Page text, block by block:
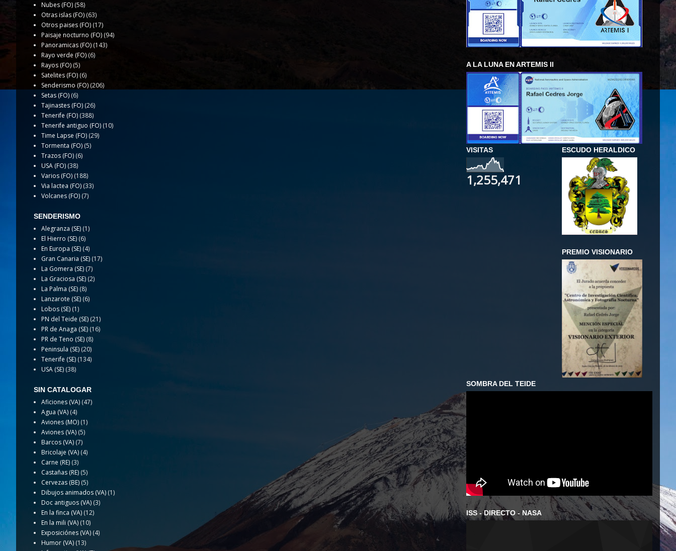
Nubes (FO) (58)
Otras islas (FO) (63)
Otros paises (FO) (17)
Paisaje nocturno (FO) (94)
Panoramicas (FO) (143)
Rayo verde (FO) (6)
Rayos (FO) (5)
Satelites (FO) (6)
Senderismo (FO) (206)
Setas (FO) (6)
Tajinastes (FO) (26)
Tenerife (FO) (388)
Tenerife antiguo (FO) (10)
Time Lapse (FO) (29)
Tormenta (FO) (5)
Trazos (FO) (6)
USA (FO) (38)
Varios (FO) (188)
Via lactea (FO) (33)
Volcanes (FO) (7)
SENDERISMO
Alegranza (SE) (1)
El Hierro (SE) (6)
En Europa (SE) (4)
Gran Canaria (SE) (17)
La Gomera (SE) (7)
La Graciosa (SE) (2)
La Palma (SE) (8)
Lanzarote (SE) (6)
Lobos (SE) (1)
PN del Teide (SE) (21)
PR de Anaga (SE) (16)
PR de Teno (SE) (8)
Peninsula (SE) (20)
Tenerife (SE) (134)
USA (SE) (38)
SIN CATALOGAR
Aficiones (VA) (47)
Agua (VA) (4)
Aviones (MO) (1)
Aviones (VA) (5)
Barcos (VA) (7)
Bricolaje (VA) (4)
Carne (RE) (3)
Castañas (RE) (5)
Cervezas (BE) (5)
Dibujos animados (VA) (1)
Doc antiguos (VA) (3)
En la finca (VA) (12)
En la mili (VA) (10)
Exposiciónes (VA) (4)
Humor (VA) (13)
A LA LUNA EN ARTEMIS II
VISITAS
1,255,471
ESCUDO HERALDICO
PREMIO VISIONARIO
SOMBRA DEL TEIDE
ISS - DIRECTO - NASA